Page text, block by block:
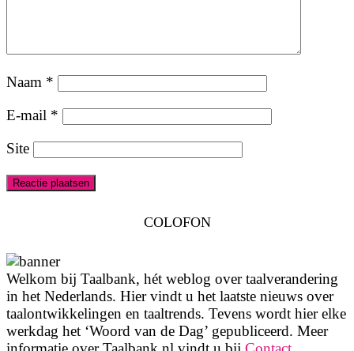
Naam *
E-mail *
Site
COLOFON
Welkom bij Taalbank, hét weblog over taalverandering
in het Nederlands. Hier vindt u het laatste nieuws over
taalontwikkelingen en taaltrends. Tevens wordt hier elke
werkdag het ‘Woord van de Dag’ gepubliceerd. Meer